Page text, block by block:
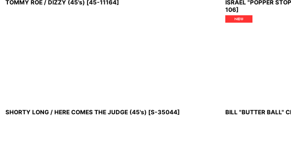
TOMMY ROE / DIZZY (45's) [45-11164] ISRAEL "POPPER
106]
SHORTY LONG / HERE COMES THE JUDGE (45's) [S-35044] BILL "BUTTER BALL"